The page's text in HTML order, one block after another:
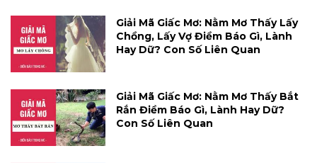
Giải Mã Giấc Mơ: Nằm Mơ Thấy Lấy
Chồng, Lấy Vợ Điềm Báo Gì, Lành
Hay Dữ? Con Số Liên Quan
Giải Mã Giấc Mơ: Nằm Mơ Thấy Bắt
Rắn Điềm Báo Gì, Lành Hay Dữ?
Con Số Liên Quan